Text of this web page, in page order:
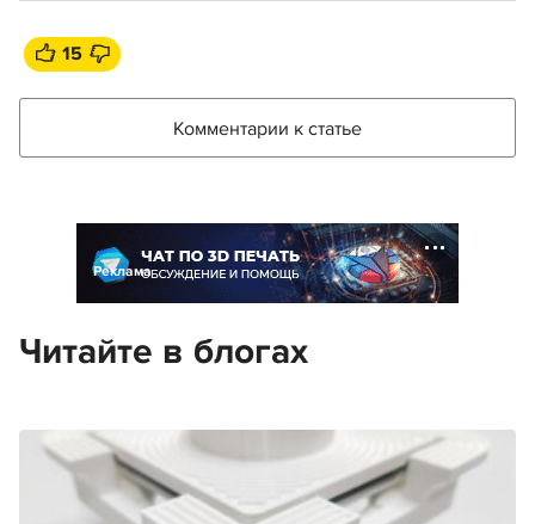
15
Комментарии к статье
Реклама
Читайте в блогах